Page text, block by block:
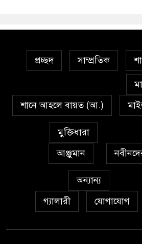
প্রচ্ছদ সাম্প্রতিক
শানে আহলে বায়ত (আ.)
মুক্তিধারা
আঞ্জুমান
অন্যান্য
গ্যালারী
যোগাযোগ